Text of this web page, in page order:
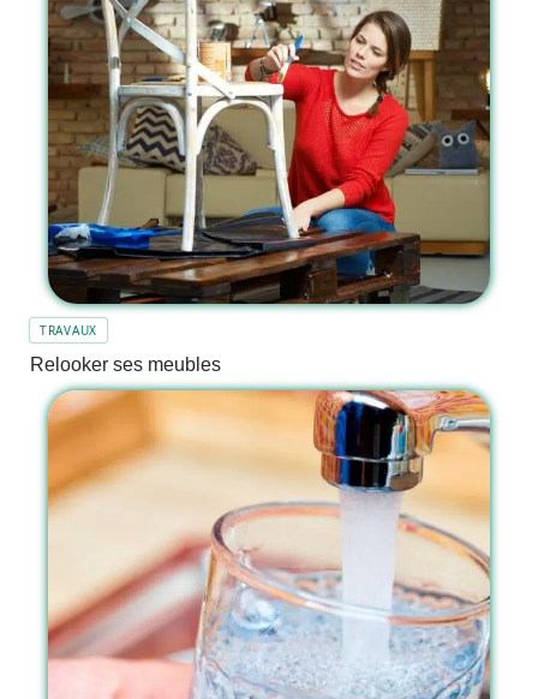
TRAVAUX
Relooker ses meubles